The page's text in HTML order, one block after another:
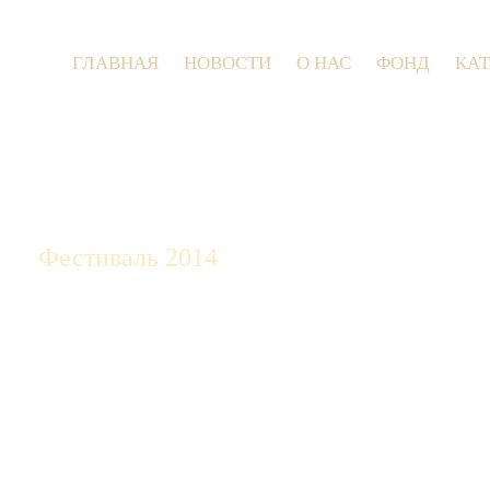
ГЛАВНАЯ НОВОСТИ О НАС ФОНД
Фестиваль 2014